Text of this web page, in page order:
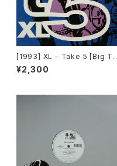
[1993] XL – Take 5 [Big Ti
me International]
¥2,300